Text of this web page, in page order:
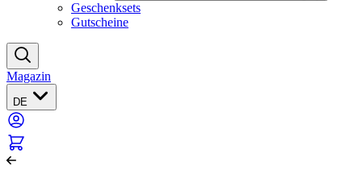
Geschenksets
Gutscheine
Magazin
DE